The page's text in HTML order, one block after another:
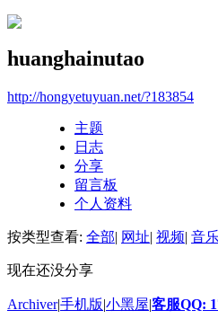
huanghainutao
http://hongyetuyuan.net/?183854
主题
日志
分享
留言板
个人资料
按类型查看: 全部| 网址| 视频| 音
现在还没分享
Archiver|手机版|小黑屋|客服QQ: